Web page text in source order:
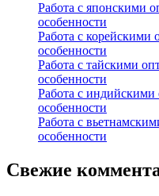
Работа с японскими
особенности
Работа с
особенности
Работа с тайскими
особенности
Работа с
особенности
Работа с
особенности
Свежие